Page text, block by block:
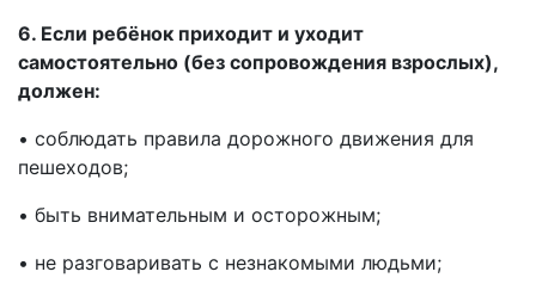
6. Если ребёнок приходит и уходит
самостоятельно (без сопровождения взрослых),
должен:
• соблюдать правила дорожного движения для
пешеходов;
• быть внимательным и осторожным;
• не разговаривать с незнакомыми людьми;